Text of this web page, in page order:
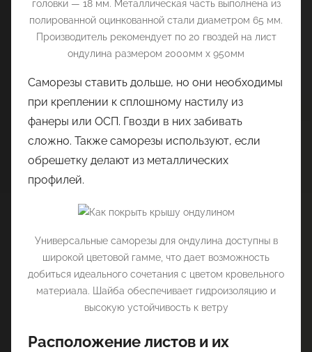
головки — 18 мм. Металлическая часть выполнена из
полированной оцинкованной стали диаметром 65 мм.
Производитель рекомендует по 20 гвоздей на лист
ондулина размером 2000мм х 950мм
Саморезы ставить дольше, но они необходимы
при креплении к сплошному настилу из
фанеры или ОСП. Гвозди в них забивать
сложно. Также саморезы используют, если
обрешетку делают из металлических
профилей.
Универсальные саморезы для ондулина доступны в
широкой цветовой гамме, что дает возможность
добиться идеального сочетания с цветом кровельного
материала. Шайба обеспечивает гидроизоляцию и
высокую устойчивость к ветру
Расположение листов и их